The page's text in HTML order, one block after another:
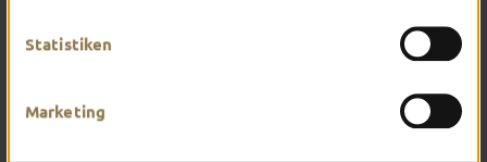
Statistiken
Marketing